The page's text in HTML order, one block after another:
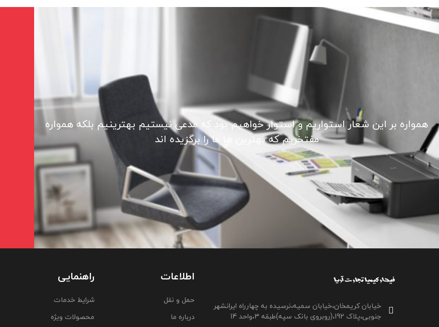
همواره بر این شعار استواریم و استوار خواهیم بود که مدعی نیستیم بهترینیم بلکه همواره
مفتخریم که بهترین ها ما را برگزیده اند
خیابان کریمخان،خیابان سمیه،نرسیده به چهارراه ایرانشهر
جنوبی،پلاک 192،(روبروی بانک سپه)طبقه 3،واحد 14
اطلاعات
حمل و نقل
درباره ما
راهنمایی
شرایط خدمات
محصولات ویژه